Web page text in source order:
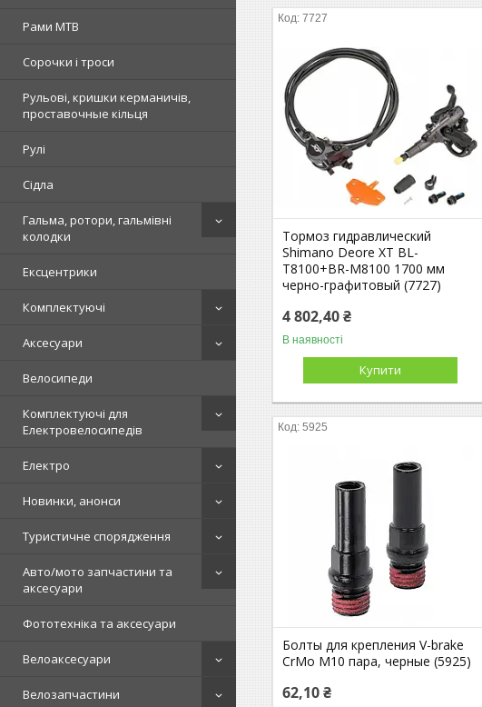
Рами MTB
Сорочки і троси
Рульові, кришки керманичів,
проставочные кільця
Рулі
Сідла
Гальма, ротори, гальмівні
колодки
Ексцентрики
Комплектуючі
Аксесуари
Велосипеди
Комплектуючі для
Електровелосипедів
Електро
Новинки, анонси
Туристичне спорядження
Авто/мото запчастини та
аксесуари
Фототехніка та аксесуари
Велоаксесуари
Велозапчастини
7727
Тормоз гидравлический
Shimano Deore XT BL-
T8100+BR-M8100 1700 мм
черно-графитовый (7727)
4 802,40 ₴
В наявності
Купити
5925
Болты для крепления V-brake
CrMo M10 пара, черные (5925)
62,10 ₴